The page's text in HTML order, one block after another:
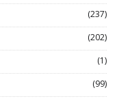
(237)
(202)
(1)
(99)